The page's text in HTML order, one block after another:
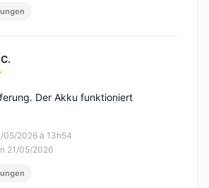
5
05/2026 à 13h54
21/05/2026
Der Akku funktioniert